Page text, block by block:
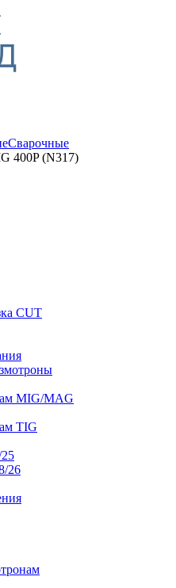
Сварочные
400P (N317)
CUT
MIG/MAG
TIG
26